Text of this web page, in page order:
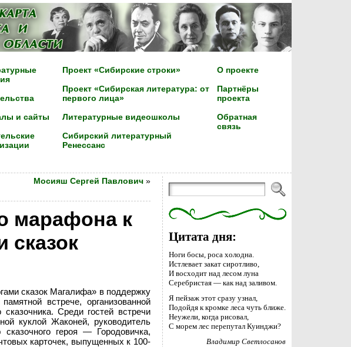
и сайты
Проект «Сибирские строки»
Проект «Сибирская литература: от
первого лица»
Литературные видеошколы
Сибирский литературный
Ренессанс
О проекте
Партнёры
проекта
Обратная
связь
Мосияш Сергей Павлович»
марафона к
сказок Магалифа» в поддержку
встрече, организованной
Среди гостей встречи
куклой Жаконей, руководитель
героя — Городовичка,
карточек, выпущенных к 100-
Цитата дня:
Ноги босы, роса холодна.
Истлевает закат сиротливо,
И восходит над лесом луна
Серебристая — как над заливом.
Я пейзаж этот сразу узнал,
Подойдя к кромке леса чуть ближе.
Неужели, когда рисовал,
С морем лес перепутал Куинджи?
Владимир Светлосанов